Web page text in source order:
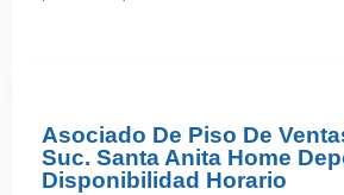
Asociado De Piso De
Suc. Santa Anita Home
Disponibilidad Horario